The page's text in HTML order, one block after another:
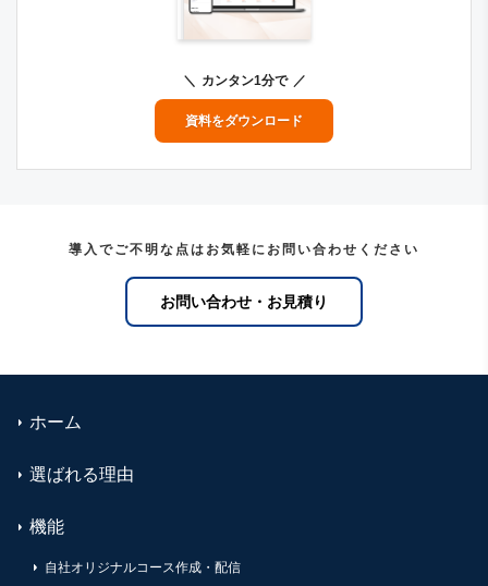
カンタン1分で
資料をダウンロード
導入でご不明な点はお気軽にお問い合わせください
お問い合わせ・お見積り
ホーム
選ばれる理由
機能
自社オリジナルコース作成・配信